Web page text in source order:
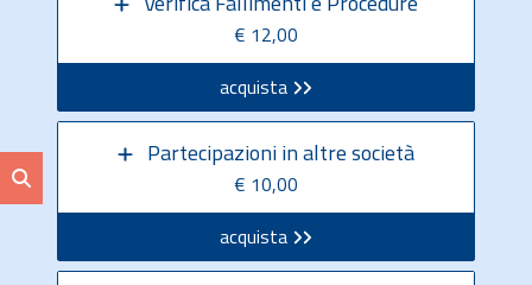
€ 12,00
acquista
Partecipazioni in altre società
€ 10,00
acquista